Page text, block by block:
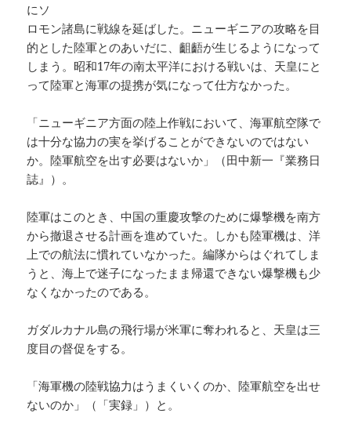
にソ
ロモン諸島に戦線を延ばした。ニューギニアの攻略を目
的とした陸軍とのあいだに、齟齬が生じるようになって
しまう。昭和17年の南太平洋における戦いは、天皇にと
って陸軍と海軍の提携が気になって仕方なかった。
「ニューギニア方面の陸上作戦において、海軍航空隊で
は十分な協力の実を挙げることができないのではない
か。陸軍航空を出す必要はないか」（田中新一『業務日
誌』）。
陸軍はこのとき、中国の重慶攻撃のために爆撃機を南方
から撤退させる計画を進めていた。しかも陸軍機は、洋
上での航法に慣れていなかった。編隊からはぐれてしま
うと、海上で迷子になったまま帰還できない爆撃機も少
なくなかったのである。
ガダルカナル島の飛行場が米軍に奪われると、天皇は三
度目の督促をする。
「海軍機の陸戦協力はうまくいくのか、陸軍航空を出せ
ないのか」（「実録」）と。